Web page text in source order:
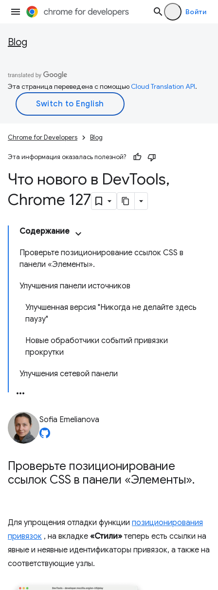
Войти
Blog
Эта страница переведена с помощьюCloud Translation API.
Chrome for Developers Blog
Эта информация оказалась полезной?
Что нового в DevTools,
Chrome 127
Содержание
Проверьте позиционирование ссылок CSS в
панели «Элементы».
Улучшения панели источников
Улучшенная версия "Никогда не делайте здесь
паузу"
Новые обработчики событий привязки
прокрутки
Улучшения сетевой панели
Sofia Emelianova
Проверьте позиционирование
ссылок CSS в панели «Элементы».
Для упрощения отладки функции позиционирования
привязок , на вкладке «Стили» теперь есть ссылки на
явные и неявные идентификаторы привязок, а также на
соответствующие узлы.